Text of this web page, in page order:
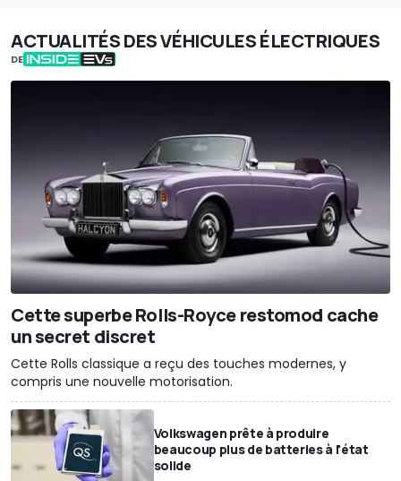
ACTUALITÉS DES VÉHICULES ÉLECTRIQUES
DE
Cette superbe Rolls-Royce restomod cache
un secret discret
Cette Rolls classique a reçu des touches modernes, y
compris une nouvelle motorisation.
Volkswagen prête à produire
beaucoup plus de batteries à l'état
solide